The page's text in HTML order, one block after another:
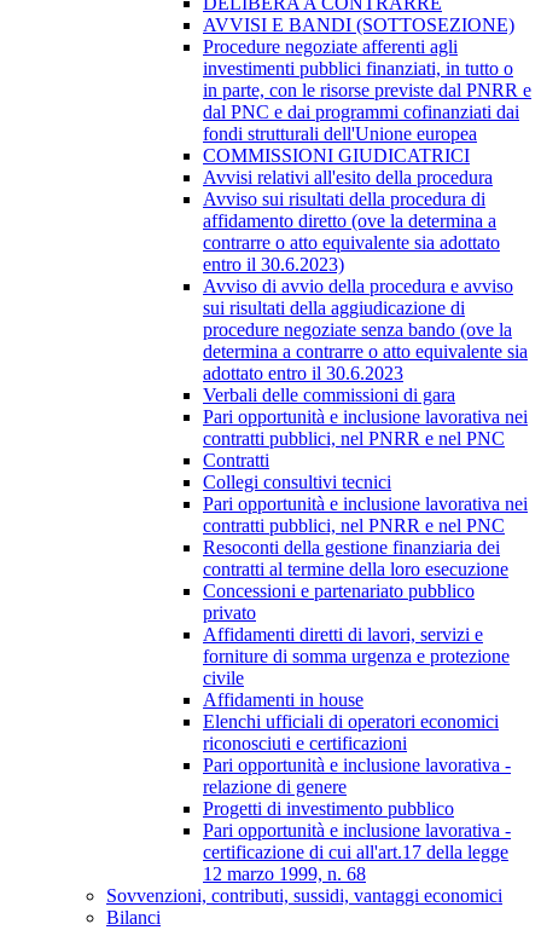
AVVISI E BANDI (SOTTOSEZIONE)
Procedure negoziate afferenti agli
investimenti pubblici finanziati, in tutto o
in parte, con le risorse previste dal PNRR e
dal PNC e dai programmi cofinanziati dai
fondi strutturali dell'Unione europea
COMMISSIONI GIUDICATRICI
Avvisi relativi all'esito della procedura
Avviso sui risultati della procedura di
affidamento diretto (ove la determina a
contrarre o atto equivalente sia adottato
entro il 30.6.2023)
Avviso di avvio della procedura e avviso
sui risultati della aggiudicazione di
procedure negoziate senza bando (ove la
determina a contrarre o atto equivalente sia
adottato entro il 30.6.2023
Verbali delle commissioni di gara
Pari opportunità e inclusione lavorativa nei
contratti pubblici, nel PNRR e nel PNC
Contratti
Collegi consultivi tecnici
Pari opportunità e inclusione lavorativa nei
contratti pubblici, nel PNRR e nel PNC
Resoconti della gestione finanziaria dei
contratti al termine della loro esecuzione
Concessioni e partenariato pubblico
privato
Affidamenti diretti di lavori, servizi e
forniture di somma urgenza e protezione
civile
Affidamenti in house
Elenchi ufficiali di operatori economici
riconosciuti e certificazioni
Pari opportunità e inclusione lavorativa -
relazione di genere
Progetti di investimento pubblico
Pari opportunità e inclusione lavorativa -
certificazione di cui all'art.17 della legge
12 marzo 1999, n. 68
Sovvenzioni, contributi, sussidi, vantaggi economici
Bilanci